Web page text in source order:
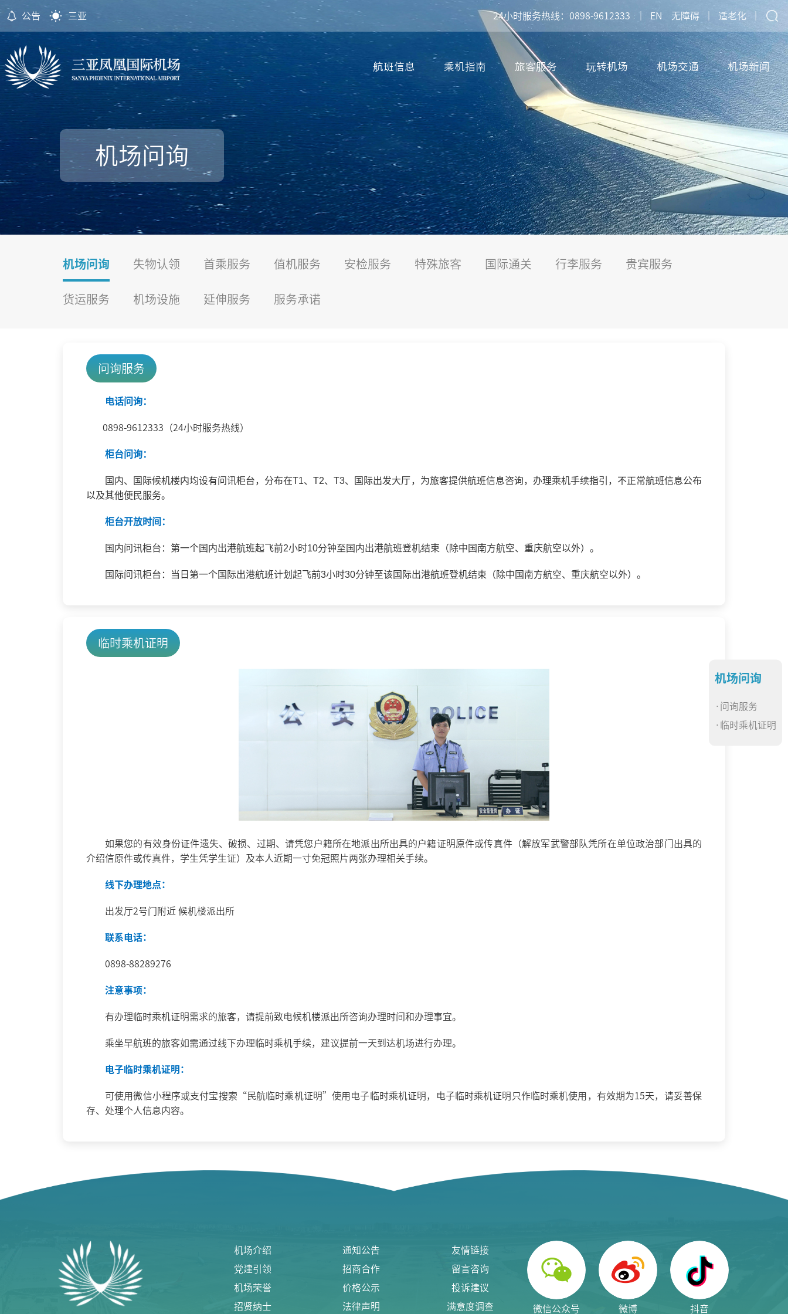
公告 三亚 24小时服务热线：0898-9612333 EN 无障碍 适老化
航班信息 乘机指南 旅客服务 玩转机场 机场交通 机场新闻
机场问询
机场问询 失物认领 首乘服务 值机服务 安检服务 特殊旅客 国际通关 行李服务 贵宾服务
货运服务 机场设施 延伸服务 服务承诺
问询服务
电话问询：
0898-9612333（24小时服务热线）
柜台问询：
国内、国际候机楼内均设有问讯柜台，分布在T1、T2、T3、国际出发大厅，为旅客提供航班信息咨询，办理乘机手续指引，不正常航班信息公布
以及其他便民服务。
柜台开放时间：
国内问讯柜台：第一个国内出港航班起飞前2小时10分钟至国内出港航班登机结束（除中国南方航空、重庆航空以外）。
国际问讯柜台：当日第一个国际出港航班计划起飞前3小时30分钟至该国际出港航班登机结束（除中国南方航空、重庆航空以外）。
临时乘机证明
如果您的有效身份证件遗失、破损、过期、请凭您户籍所在地派出所出具的户籍证明原件或传真件（解放军武警部队凭所在单位政治部门出具的
介绍信原件或传真件，学生凭学生证）及本人近期一寸免冠照片两张办理相关手续。
线下办理地点：
出发厅2号门附近 候机楼派出所
联系电话：
0898-88289276
注意事项：
有办理临时乘机证明需求的旅客，请提前致电候机楼派出所咨询办理时间和办理事宜。
乘坐早航班的旅客如需通过线下办理临时乘机手续，建议提前一天到达机场进行办理。
电子临时乘机证明：
可使用微信小程序或支付宝搜索“民航临时乘机证明”使用电子临时乘机证明，电子临时乘机证明只作临时乘机使用，有效期为15天，请妥善保
存、处理个人信息内容。
机场问询
·问询服务
·临时乘机证明
机场介绍
党建引领
机场荣誉
招贤纳士
通知公告
招商合作
价格公示
法律声明
友情链接
留言咨询
投诉建议
满意度调查
微信公众号 微博 抖音